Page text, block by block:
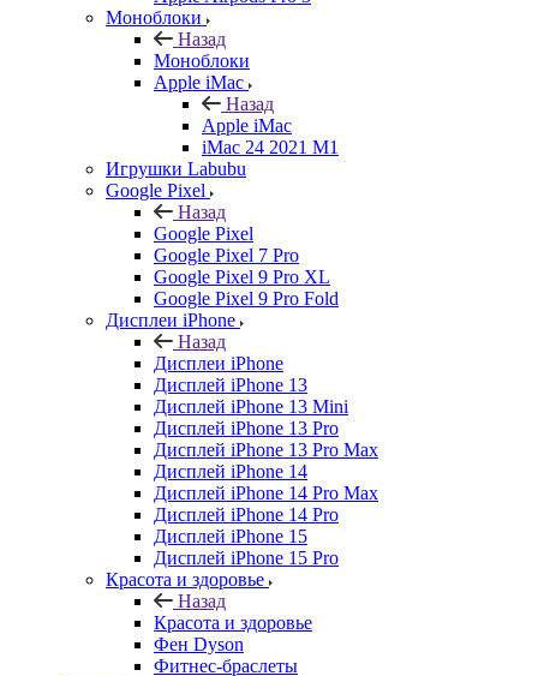
Моноблоки
Назад
Моноблоки
Apple iMac
Назад
Apple iMac
iMac 24 2021 M1
Игрушки Labubu
Google Pixel
Назад
Google Pixel
Google Pixel 7 Pro
Google Pixel 9 Pro XL
Google Pixel 9 Pro Fold
Дисплеи iPhone
Назад
Дисплеи iPhone
Дисплей iPhone 13
Дисплей iPhone 13 Mini
Дисплей iPhone 13 Pro
Дисплей iPhone 13 Pro Max
Дисплей iPhone 14
Дисплей iPhone 14 Pro Max
Дисплей iPhone 14 Pro
Дисплей iPhone 15
Дисплей iPhone 15 Pro
Красота и здоровье
Назад
Красота и здоровье
Фен Dyson
Фитнес-браслеты